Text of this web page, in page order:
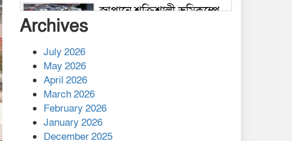
জাপানে শক্তিশালী ভূমিকম্পে
কাপ্তাই প্রেস ক্লাবের সভাপতি
মাহফুজ, সম্পাদক রিপন মারমা
নির্বাচিত
Archives
July 2026
May 2026
April 2026
March 2026
February 2026
January 2026
December 2025